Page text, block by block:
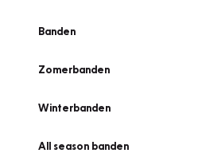
Banden
Zomerbanden
Winterbanden
All season banden